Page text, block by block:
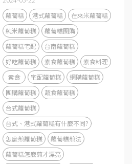
蘿蔔糕 港式蘿蔔糕
在來米蘿蔔糕
純米蘿蔔糕
蘿蔔糕團購
蘿蔔糕宅配
台南蘿蔔糕
好吃蘿蔔糕
素食蘿蔔糕
素食料理
素食
宅配蘿蔔糕
網購蘿蔔糕
團購蘿蔔糕
蔬食蘿蔔糕
台式蘿蔔糕
台式、港式蘿蔔糕有什麼不同?
怎麼煎蘿蔔糕
蘿蔔糕煎法
蘿蔔糕怎麼煎才漂亮